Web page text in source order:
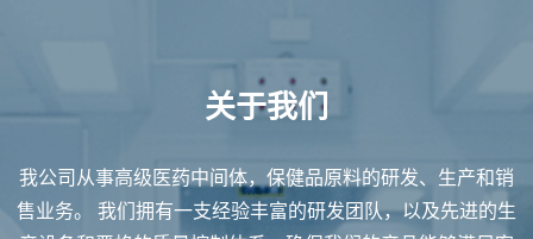
关于我们
我公司从事高级医药中间体，保健品原料的研发、生产和销
售业务。 我们拥有一支经验丰富的研发团队，以及先进的生